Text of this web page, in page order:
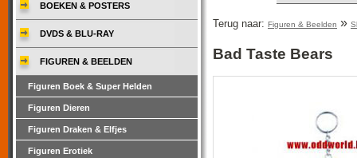
Terug naar: Figuren & Beelden »
Bad Taste Bears
BOEKEN & POSTERS
DVDS & BLU-RAY
FIGUREN & BEELDEN
Figuren Boek & Super Helden
Figuren Dieren
Figuren Draken & Elfjes
Figuren Erotiek